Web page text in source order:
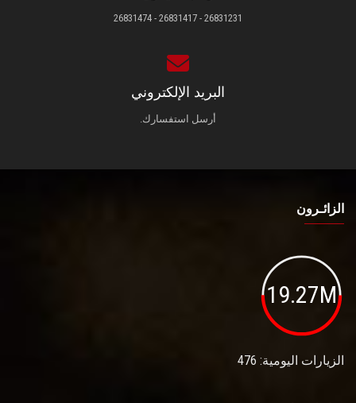
26831231 - 26831417 - 26831474
البريد الإلكتروني
أرسل استفسارك.
الزائـرون
19.27M
الزيارات اليومية: 476